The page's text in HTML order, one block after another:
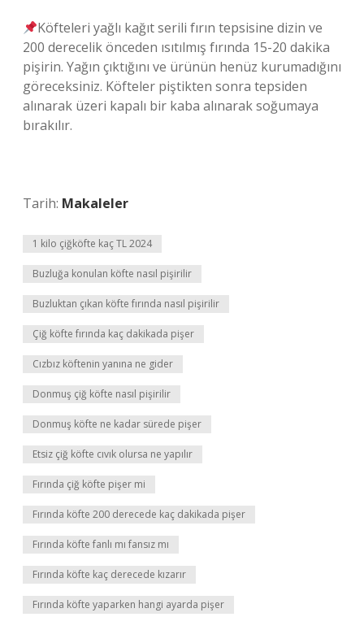
Köfteleri yağlı kağıt serili fırın tepsisine dizin ve
200 derecelik önceden ısıtılmış fırında 15-20 dakika
pişirin. Yağın çıktığını ve ürünün henüz kurumadığını
göreceksiniz. Köfteler piştikten sonra tepsiden
alınarak üzeri kapalı bir kaba alınarak soğumaya
bırakılır.
Tarih: Makaleler
1 kilo çiğköfte kaç TL 2024
Buzluğa konulan köfte nasıl pişirilir
Buzluktan çıkan köfte fırında nasıl pişirilir
Çiğ köfte fırında kaç dakikada pişer
Cızbız köftenin yanına ne gider
Donmuş çiğ köfte nasıl pişirilir
Donmuş köfte ne kadar sürede pişer
Etsiz çiğ köfte cıvık olursa ne yapılır
Fırında çiğ köfte pişer mi
Fırında köfte 200 derecede kaç dakikada pişer
Fırında köfte fanlı mı fansız mı
Fırında köfte kaç derecede kızarır
Fırında köfte yaparken hangi ayarda pişer